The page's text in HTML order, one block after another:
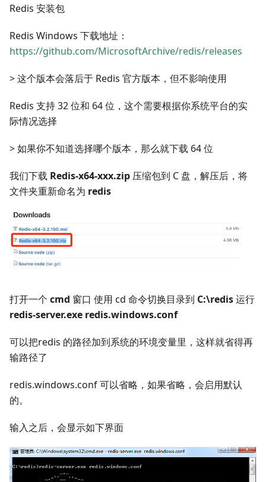
Redis 安装包
Redis Windows 下载地址：
https://github.com/MicrosoftArchive/redis/releases
> 这个版本会落后于 Redis 官方版本，但不影响使用
Redis 支持 32 位和 64 位，这个需要根据你系统平台的实
际情况选择
> 如果你不知道选择哪个版本，那么就下载 64 位
我们下载 Redis-x64-xxx.zip 压缩包到 C 盘，解压后，将
文件夹重新命名为 redis
打开一个 cmd 窗口 使用 cd 命令切换目录到 C:\redis运行
redis-server.exe redis.windows.conf
可以把redis 的路径加到系统的环境变量里，这样就省得再
输路径了
redis.windows.conf 可以省略，如果省略，会启用默认
的。
输入之后，会显示如下界面